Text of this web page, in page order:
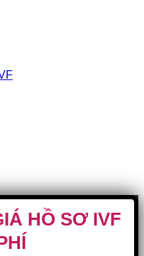
HỒ SƠ IVF